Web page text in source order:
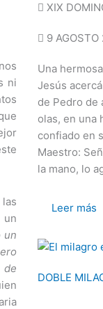
ni
un
de
XIX
9
Una
Jesús
de Pedro de
olas, en una
confiado en
Maestro:
la mano, lo
Leer más
DOBLE